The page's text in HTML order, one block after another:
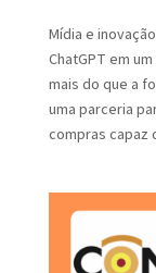
Mídia e
ChatGPT em
mais do que a
uma parceria
compras capaz